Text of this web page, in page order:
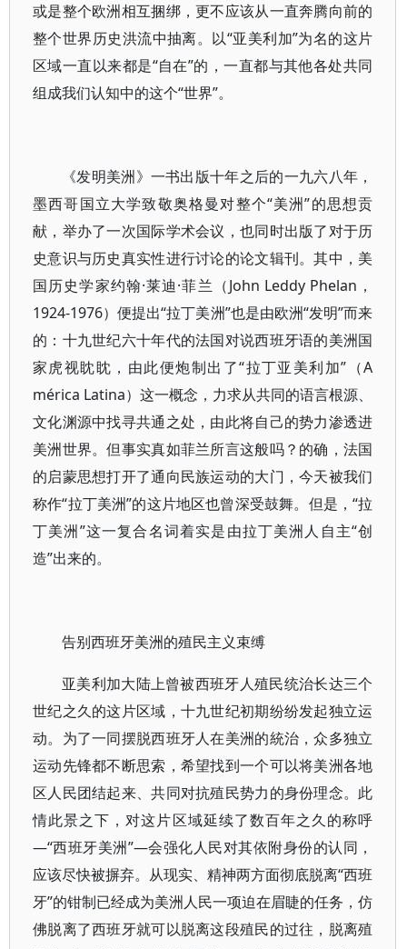
或是整个欧洲相互捆绑，更不应该从一直奔腾向前的
整个世界历史洪流中抽离。以“亚美利加”为名的这片
区域一直以来都是“自在”的，一直都与其他各处共同
组成我们认知中的这个“世界”。
《发明美洲》一书出版十年之后的一九六八年，
墨西哥国立大学致敬奥格曼对整个“美洲”的思想贡
献，举办了一次国际学术会议，也同时出版了对于历
史意识与历史真实性进行讨论的论文辑刊。其中，美
国历史学家约翰·莱迪·菲兰（John Leddy Phelan，
1924-1976）便提出“拉丁美洲”也是由欧洲“发明”而来
的：十九世纪六十年代的法国对说西班牙语的美洲国
家虎视眈眈，由此便炮制出了“拉丁亚美利加”（A
mérica Latina）这一概念，力求从共同的语言根源、
文化渊源中找寻共通之处，由此将自己的势力渗透进
美洲世界。但事实真如菲兰所言这般吗？的确，法国
的启蒙思想打开了通向民族运动的大门，今天被我们
称作“拉丁美洲”的这片地区也曾深受鼓舞。但是，“拉
丁美洲”这一复合名词着实是由拉丁美洲人自主“创
造”出来的。
告别西班牙美洲的殖民主义束缚
亚美利加大陆上曾被西班牙人殖民统治长达三个
世纪之久的这片区域，十九世纪初期纷纷发起独立运
动。为了一同摆脱西班牙人在美洲的統治，众多独立
运动先锋都不断思索，希望找到一个可以将美洲各地
区人民团结起来、共同对抗殖民势力的身份理念。此
情此景之下，对这片区域延续了数百年之久的称呼
—“西班牙美洲”—会强化人民对其依附身份的认同，
应该尽快被摒弃。从现实、精神两方面彻底脱离“西班
牙”的钳制已经成为美洲人民一项迫在眉睫的任务，仿
佛脱离了西班牙就可以脱离这段殖民的过往，脱离殖